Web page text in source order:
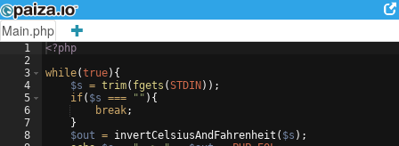
Main.php
1
2
3
4
5
6
7
8
<?php
while(true) {
$s = trim( fgets (STDIN )) ;
if( $s === "" ) {
break;
}
$out = invertCelsiusAndFahrenheit ( $s ) ;